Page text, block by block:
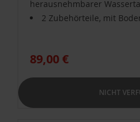
herausnehmbarer
2 Zubehörteile, mit
89,00 €
NICHT